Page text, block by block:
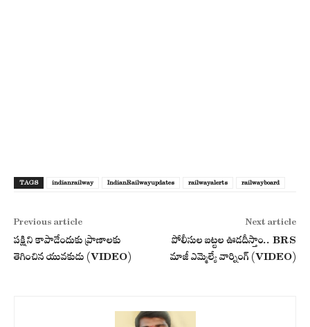
TAGS indianrailway IndianRailwayupdates railwayalerts railwayboard
Previous article
పక్షిని కాపాడేందుకు ప్రాణాలకు
తెగించిన యువకుడు (VIDEO)
Next article
పోలీసుల బట్టల ఊడదీస్తాం.. BRS
మాజీ ఎమ్మెల్యే వార్నింగ్ (VIDEO)